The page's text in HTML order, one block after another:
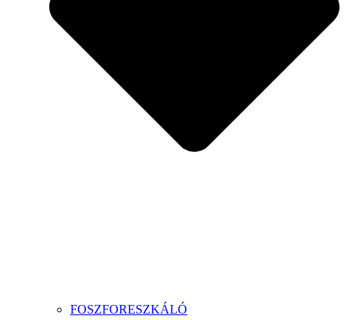
FOSZFORESZKÁLÓ